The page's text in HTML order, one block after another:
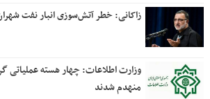
زاکانی: خطر آتش‌سوزی انبار نفت
وزارت اطلاعات: چهار هسته‌ عملیاتی
منهدم شدند